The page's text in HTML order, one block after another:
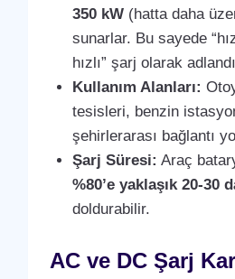
350 kW (hatta daha
sunarlar. Bu sayede
hızlı” şarj olarak
Kullanım Alanları:
tesisleri, benzin
şehirlerarası bağlantı
Şarj Süresi: Araç
%80’e yaklaşık 20-30
doldurabilir.
AC ve DC Şarj